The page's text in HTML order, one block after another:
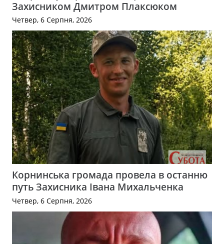
Захисником Дмитром Плаксюком
Четвер, 6 Серпня, 2026
Корнинська громада провела в останню
путь Захисника Івана Михальченка
Четвер, 6 Серпня, 2026